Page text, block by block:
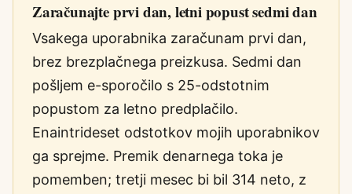
Zaračunajte prvi dan, letni popust sedmi dan
Vsakega uporabnika zaračunam prvi dan,
brez brezplačnega preizkusa. Sedmi dan
pošljem e-sporočilo s 25-odstotnim
popustom za letno predplačilo.
Enaintrideset odstotkov mojih uporabnikov
ga sprejme. Premik denarnega toka je
pomemben; tretji mesec bi bil 314 neto, z